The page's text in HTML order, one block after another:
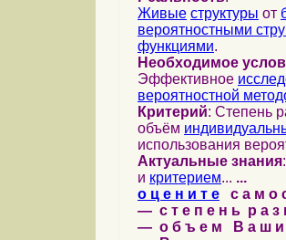
Живые структуры от
вероятностными
функциями.
Необходимое
Эффективное
вероятностной
Критерий: Степень
объём
использования
Актуальные знания
и критерием... ...
о ц е н и т е с а м о
— с т е п е н ь р а
— о б ъ е м В а ш и